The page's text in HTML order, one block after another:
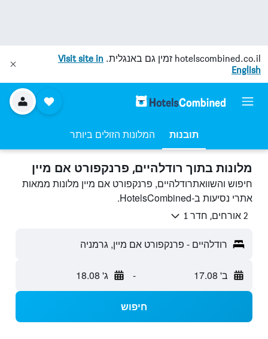
hotelscombined.co.il זמין גם באנגלית. Visit site in
English
תובנות המלונות הזולים ביותר
מלונות בתוך רודלהיים, פרנקפורט אם מיין
חיפוש והשוואתרודלהיים, פרנקפורט אם מיין מלונות ממאות
אתרי נסיעות ב-HotelsCombined.
2 אורחים, חדר 1
רודלהיים - פרנקפורט אם מיין, גרמניה
ב' 17.08 - ג' 18.08
חיפוש